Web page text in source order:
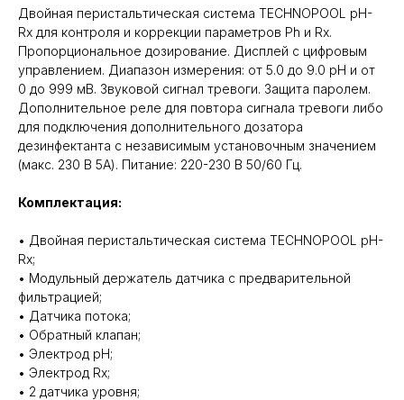
Двойная перистальтическая система TECHNOPOOL pH-
Rx для контроля и коррекции параметров Ph и Rx.
Пропорциональное дозирование. Дисплей с цифровым
управлением. Диапазон измерения: от 5.0 до 9.0 pH и от
0 до 999 мВ. Звуковой сигнал тревоги. Защита паролем.
Дополнительное реле для повтора сигнала тревоги либо
для подключения дополнительного дозатора
дезинфектанта с независимым установочным значением
(макс. 230 В 5А). Питание: 220-230 В 50/60 Гц.
Комплектация:
• Двойная перистальтическая система TECHNOPOOL pH-
Rx;
• Модульный держатель датчика с предварительной
фильтрацией;
• Датчика потока;
• Обратный клапан;
• Электрод pH;
• Электрод Rx;
• 2 датчика уровня;